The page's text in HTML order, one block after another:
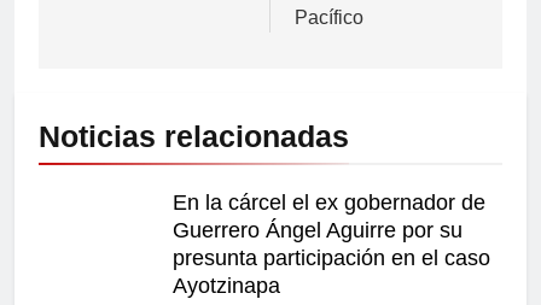
Pacífico
Noticias relacionadas
En la cárcel el ex gobernador de
Guerrero Ángel Aguirre por su
presunta participación en el caso
Ayotzinapa